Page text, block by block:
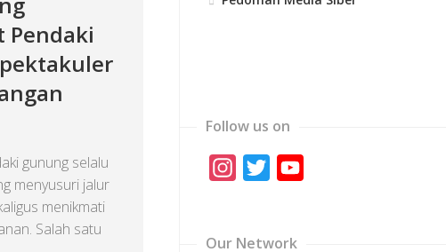
Pendaki
gunung selalu
menyusuri jalur
menikmati
Salah satu
Follow us on
Instagram
Twitter
Our Network